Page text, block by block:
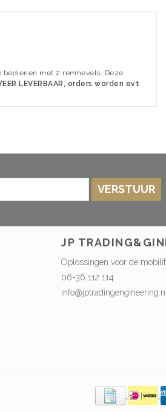
met 2 remhevels. Deze
LEVERBAAR, orders worden evt
VERSTUUR
JP
Oplossingen voor de
06-36 112 114